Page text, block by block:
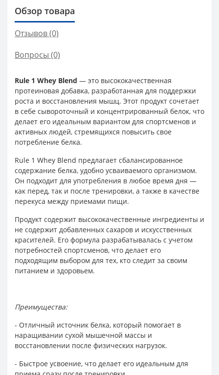
Обзор товара
Отзывов (0)
Вопросы (0)
Rule 1 Whey Blend — это высококачественная
протеиновая добавка, разработанная для поддержки
роста и восстановления мышц. Этот продукт сочетает
в себе сывороточный и концентрированный белок, что
делает его идеальным вариантом для спортсменов и
активных людей, стремящихся повысить свое
потребление белка.
Rule 1 Whey Blend предлагает сбалансированное
содержание белка, удобно усваиваемого организмом.
Он подходит для употребления в любое время дня —
как перед, так и после тренировки, а также в качестве
перекуса между приемами пищи.
Продукт содержит высококачественные ингредиенты и
не содержит добавленных сахаров и искусственных
красителей. Его формула разрабатывалась с учетом
потребностей спортсменов, что делает его
подходящим выбором для тех, кто следит за своим
питанием и здоровьем.
Преимущества:
- Отличный источник белка, который помогает в
наращивании сухой мышечной массы и
восстановлении после физических нагрузок.
- Быстрое усвоение, что делает его идеальным для